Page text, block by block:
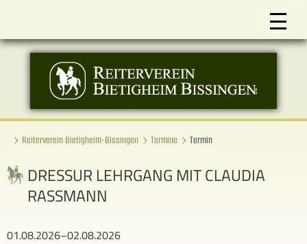
Reiterverein Bietigheim-Bissingen Termine Termin
DRESSUR LEHRGANG MIT CLAUDIA
RASSMANN
01.08.2026–02.08.2026